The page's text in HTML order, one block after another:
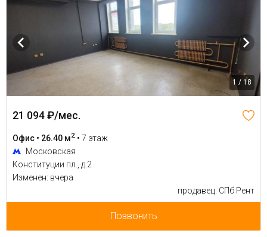
1 / 18
21 094 ₽/мес.
Офис • 26.40 м2 • 7 этаж
Московская
Конституции пл., д.2
Изменен: вчера
продавец: СПб Рент
Позвонить